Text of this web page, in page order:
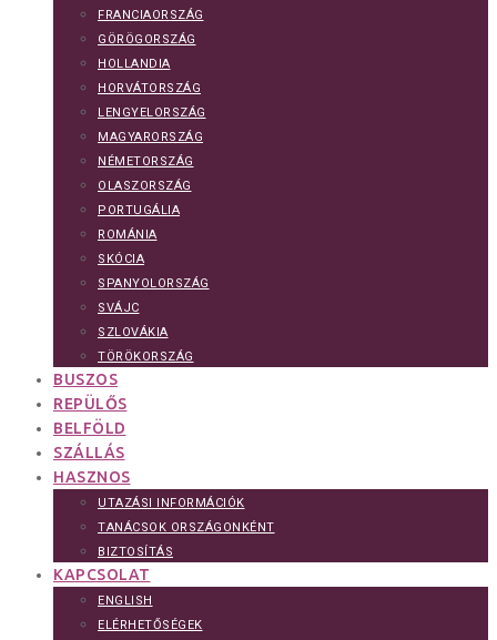
FRANCIAORSZÁG
GÖRÖGORSZÁG
HOLLANDIA
HORVÁTORSZÁG
LENGYELORSZÁG
MAGYARORSZÁG
NÉMETORSZÁG
OLASZORSZÁG
PORTUGÁLIA
ROMÁNIA
SKÓCIA
SPANYOLORSZÁG
SVÁJC
SZLOVÁKIA
TÖRÖKORSZÁG
BUSZOS
REPÜLŐS
BELFÖLD
SZÁLLÁS
HASZNOS
UTAZÁSI INFORMÁCIÓK
TANÁCSOK ORSZÁGONKÉNT
BIZTOSÍTÁS
KAPCSOLAT
ENGLISH
ELÉRHETŐSÉGEK